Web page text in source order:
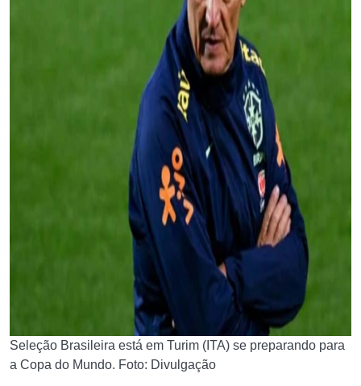
Seleção Brasileira está em Turim (ITA) se preparando para
a Copa do Mundo. Foto: Divulgação